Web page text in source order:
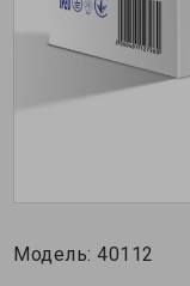
Модель:40112